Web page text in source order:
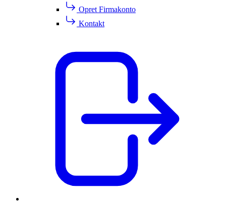
Opret Firmakonto
Kontakt